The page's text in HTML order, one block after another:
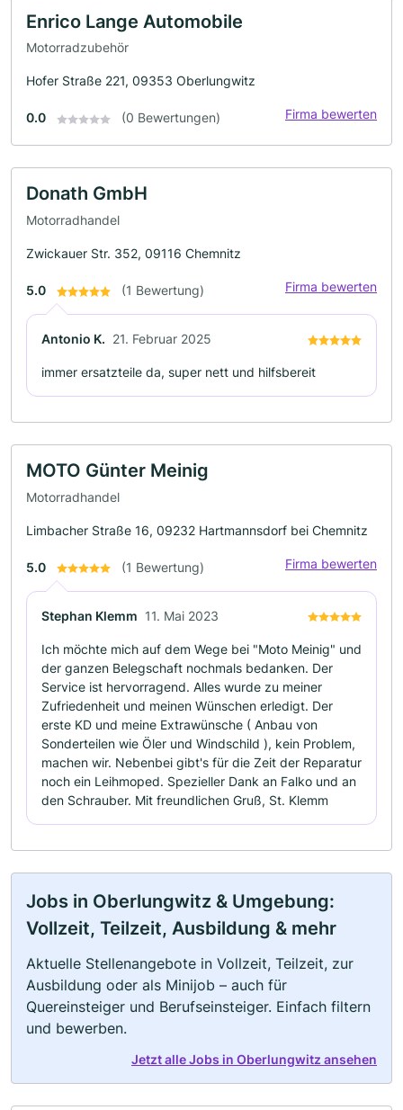
Enrico Lange Automobile
Motorradzubehör
Hofer Straße 221, 09353 Oberlungwitz
0.0 (0 Bewertungen) Firma bewerten
Donath GmbH
Motorradhandel
Zwickauer Str. 352, 09116 Chemnitz
5.0 (1 Bewertung) Firma bewerten
Antonio K. 21. Februar 2025
immer ersatzteile da, super nett und hilfsbereit
MOTO Günter Meinig
Motorradhandel
Limbacher Straße 16, 09232 Hartmannsdorf bei Chemnitz
5.0 (1 Bewertung) Firma bewerten
Stephan Klemm 11. Mai 2023
Ich möchte mich auf dem Wege bei "Moto Meinig" und
der ganzen Belegschaft nochmals bedanken. Der
Service ist hervorragend. Alles wurde zu meiner
Zufriedenheit und meinen Wünschen erledigt. Der
erste KD und meine Extrawünsche ( Anbau von
Sonderteilen wie Öler und Windschild ), kein Problem,
machen wir. Nebenbei gibt's für die Zeit der Reparatur
noch ein Leihmoped. Spezieller Dank an Falko und an
den Schrauber. Mit freundlichen Gruß, St. Klemm
Jobs in Oberlungwitz & Umgebung:
Vollzeit, Teilzeit, Ausbildung & mehr
Aktuelle Stellenangebote in Vollzeit, Teilzeit, zur
Ausbildung oder als Minijob – auch für
Quereinsteiger und Berufseinsteiger. Einfach filtern
und bewerben.
Jetzt alle Jobs in Oberlungwitz ansehen